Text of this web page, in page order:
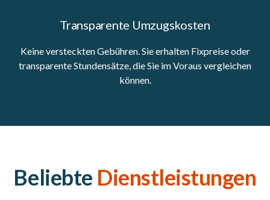
Transparente Umzugskosten
Keine versteckten Gebühren. Sie erhalten Fixpreise oder
transparente Stundensätze, die Sie im Voraus vergleichen
können.
Beliebte Dienstleistungen